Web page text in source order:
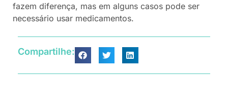
fazem diferença, mas em alguns casos pode ser
necessário usar medicamentos.
Compartilhe: